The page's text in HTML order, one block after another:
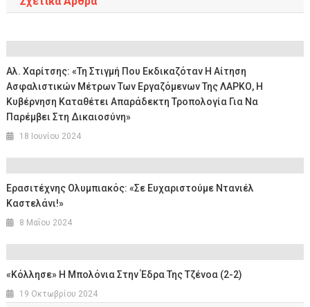
Αλ. Χαρίτσης: «Τη Στιγμή Που Εκδικαζόταν Η Αίτηση
Ασφαλιστικών Μέτρων Των Εργαζόμενων Της ΛΑΡΚΟ, Η
Κυβέρνηση Καταθέτει Απαράδεκτη Τροπολογία Για Να
Παρέμβει Στη Δικαιοσύνη»
18 Ιουνίου 2024
Ερασιτέχνης Ολυμπιακός: «Σε Ευχαριστούμε Ντανιέλ
Καστελάνι!»
8 Μαΐου 2024
«Κόλλησε» Η Μπολόνια Στην Έδρα Της Τζένοα (2-2)
19 Οκτωβρίου 2024